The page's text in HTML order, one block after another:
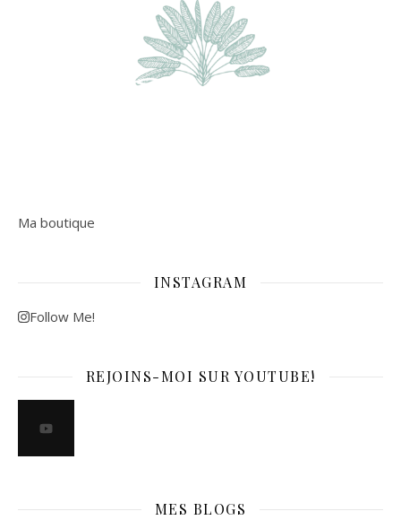
Ma boutique
INSTAGRAM
Follow Me!
REJOINS-MOI SUR YOUTUBE!
MES BLOGS